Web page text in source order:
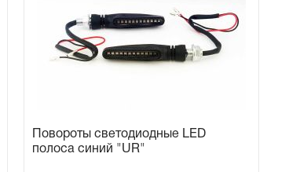
Повороты светодиодные LED
полоса синий "UR"